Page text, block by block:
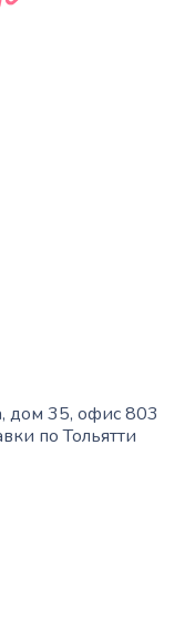
дом 35, офис 803
по Тольятти